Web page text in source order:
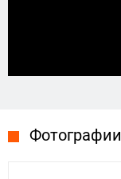
Фотографии